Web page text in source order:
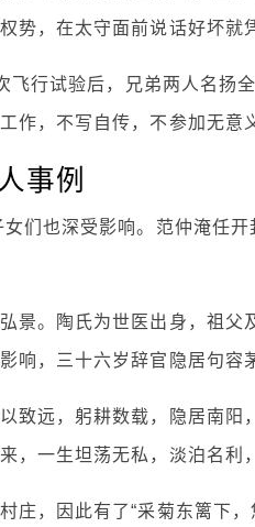
势，在太守面前说话好坏就
行试验后，兄弟两人名扬
作，不写自传，不参加无意
事例
们也深受影响。范仲淹任
景。陶氏为世医出身，祖父
响，三十六岁辞官隐居句容
致远，躬耕数载，隐居南阳
，一生坦荡无私，淡泊名利
庄，因此有了“采菊东篱下